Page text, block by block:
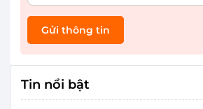
Gửi thông tin
Tin nổi bật